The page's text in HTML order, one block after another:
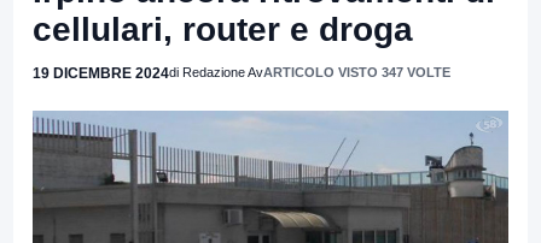
cellulari, router e droga
19 DICEMBRE 2024di Redazione AvARTICOLO VISTO 347 VOLTE